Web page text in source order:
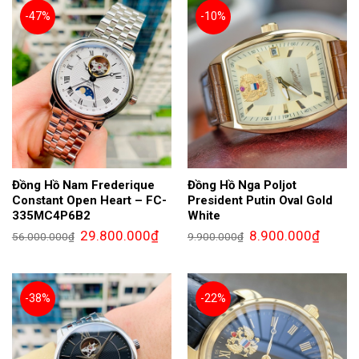
-47%
Đồng Hồ Nam Frederique
Constant Open Heart – FC-
335MC4P6B2
56.000.000₫ Giá
gốc
29.800.000₫Giá
hiện
29.800.000₫.
-10%
Đồng Hồ Nga Poljot
President Putin Oval Gold
White
9.900.000₫ Giá
gốc
8.900.000₫Giá
hiện
-38%
-22%